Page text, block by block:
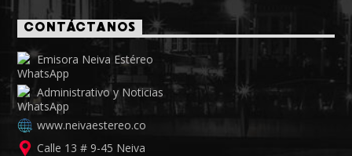
CONTÁCTANOS
Emisora Neiva Estéreo
Administrativo y Noticias
www.neivaestereo.co
Calle 13 # 9-45 Neiva